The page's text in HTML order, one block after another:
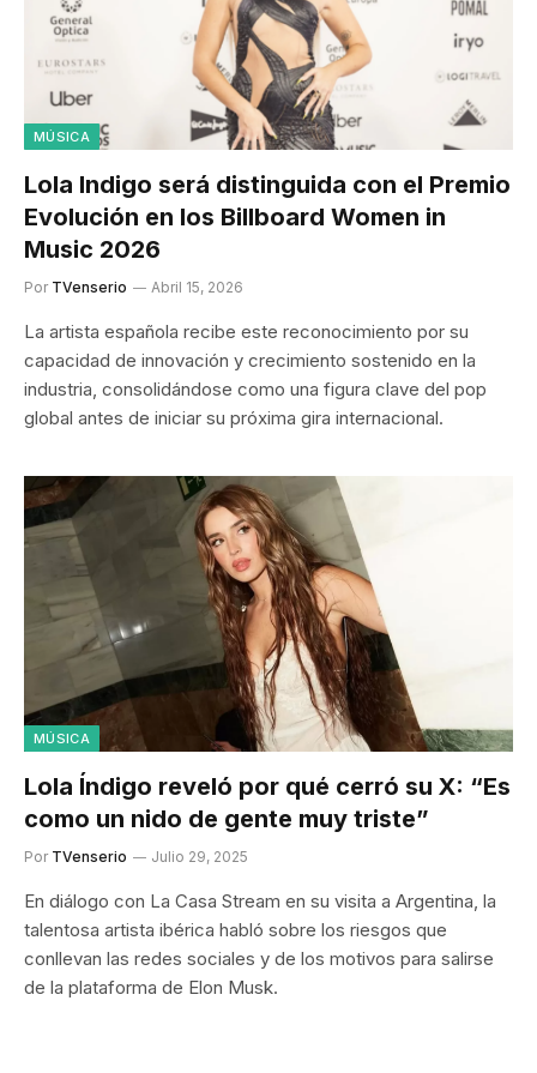
MÚSICA
Lola Indigo será distinguida con el Premio
Evolución en los Billboard Women in
Music 2026
Por TVenserio Abril 15, 2026
La artista española recibe este reconocimiento por su
capacidad de innovación y crecimiento sostenido en la
industria, consolidándose como una figura clave del pop
global antes de iniciar su próxima gira internacional.
MÚSICA
Lola Índigo reveló por qué cerró su X: “Es
como un nido de gente muy triste”
Por TVenserio Julio 29, 2025
En diálogo con La Casa Stream en su visita a Argentina, la
talentosa artista ibérica habló sobre los riesgos que
conllevan las redes sociales y de los motivos para salirse
de la plataforma de Elon Musk.